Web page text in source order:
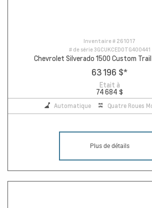
Inventaire # 261017
# de série3GCUKCED0TG400441
Chevrolet Silverado 1500 Custom
63 196 $*
Etait à
74 684 $
Automatique Quatre Roues
Plus de détails